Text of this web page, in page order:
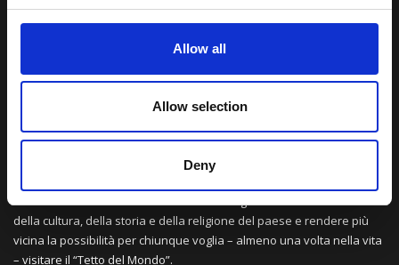
Allow all
Allow selection
Deny
LA NOSTRA MISSION
Una comunità di appassionati della cultura tibetana che hanno
avuto modo di viaggiare e conoscere questa meravigliosa regione.
paesaggi e la sua gente è capace di riempire il cuore.
Attraverso i nostri contributi cercheremo agevolare la conoscenza
della cultura, della storia e della religione del paese e rendere più
vicina la possibilità per chiunque voglia – almeno una volta nella vita
– visitare il “Tetto del Mondo”.